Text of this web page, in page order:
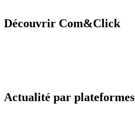
Découvrir Com&Click
Actualité par plateformes